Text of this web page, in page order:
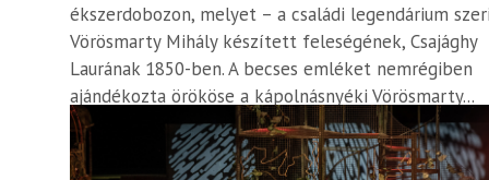
ékszerdobozon, melyet – a családi legendárium
Vörösmarty Mihály készített feleségének, Csajághy
Laurának 1850-ben. A becses emléket nemrégiben
ajándékozta örököse a kápolnásnyéki Vörösmarty...